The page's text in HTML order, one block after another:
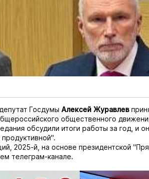
Госдумы Алексей Журавлев
общественного
обсудили итоги работы за год, и
2025-й, на основе президентской
телеграм-канале.